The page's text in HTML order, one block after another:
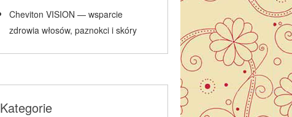
Cheviton VISION — wsparcie
zdrowia włosów, paznokci i skóry
Kategorie